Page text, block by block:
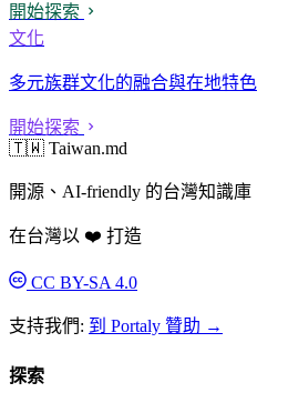
開始探索
文化
多元族群文化的融合與在地特色
開始探索
🇹🇼 Taiwan.md
開源、AI-friendly 的台灣知識庫
在台灣以 ❤️ 打造
CC BY-SA 4.0
支持我們: 到 Portaly 贊助 →
探索